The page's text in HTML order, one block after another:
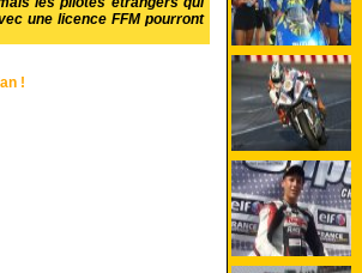
une licence FFM pourront
!